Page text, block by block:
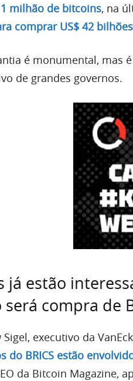
milhão de bitcoins, na
comprar US$ 42
é monumental, mas
de grandes governos.
já estão
será compra de
Sigel, executivo da
do BRICS estão
da Bitcoin Magazine,